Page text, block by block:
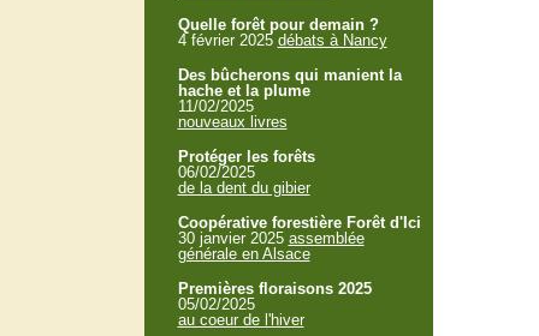
Quelle forêt pour demain ?
4 février 2025 débats à Nancy
Des bûcherons qui manient la
hache et la plume
11/02/2025
nouveaux livres
Protéger les forêts
06/02/2025
de la dent du gibier
Coopérative forestière Forêt d'Ici
30 janvier 2025 assemblée
générale en Alsace
Premières floraisons 2025
05/02/2025
au coeur de l'hiver